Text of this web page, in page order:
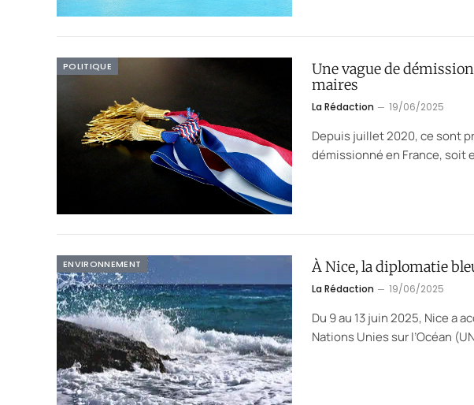
POLITIQUE
Une vague de
maires
La Rédaction 19/06/2025
Depuis juillet 2020, ce sont
démissionné en France, soit
ENVIRONNEMENT À Nice, la diplomatie
La Rédaction 19/06/2025
Du 9 au 13 juin 2025, Nice a
Nations Unies sur l’Océan